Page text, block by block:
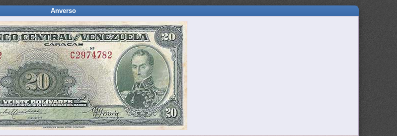
Anverso